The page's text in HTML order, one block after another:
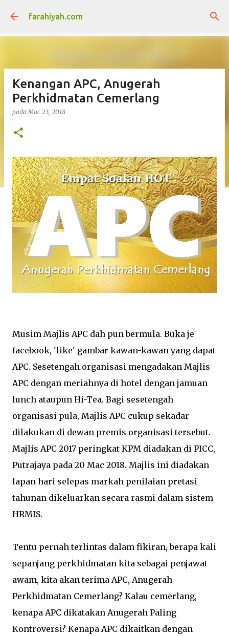
Langkau ke kandungan utama
farahiyah.com
Kenangan APC, Anugerah
Perkhidmatan Cemerlang
padaMac 23, 2018
Musim Majlis APC dah pun bermula. Buka je
facebook, 'like' gambar kawan-kawan yang dapat
APC. Sesetengah organisasi mengadakan Majlis
APC dengan meriahnya di hotel dengan jamuan
lunch ataupun Hi-Tea. Bagi sesetengah
organisasi pula, Majlis APC cukup sekadar
dilakukan di dewan premis organisasi tersebut.
Majlis APC 2017 peringkat KPM diadakan di PICC,
Putrajaya pada 20 Mac 2018. Majlis ini diadakan
lapan hari selepas markah penilaian pretasi
tahunan dikeluarkan secara rasmi dalam sistem
HRMIS.
Tentu pernah terlintas dalam fikiran, berapa kali
sepanjang perkhidmatan kita sebagai penjawat
awam, kita akan terima APC, Anugerah
Perkhidmatan Cemerlang? Kalau cemerlang,
kenapa APC dikatakan Anugerah Paling
Kontroversi? Kenapa APC dikaitkan dengan